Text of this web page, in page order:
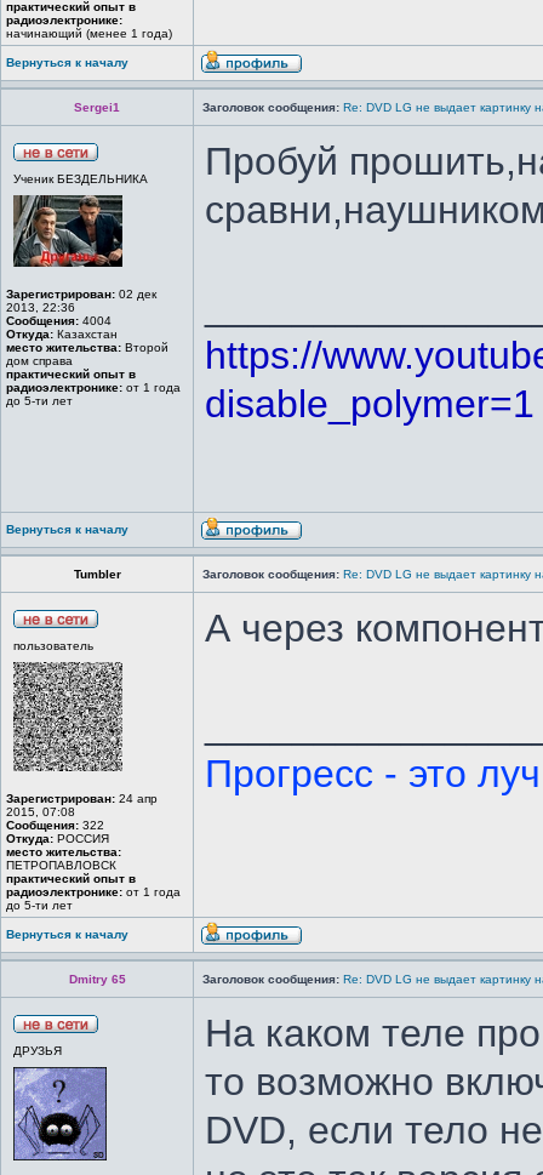
практический опыт в
радиоэлектронике:
начинающий (менее 1 года)
Вернуться к началу
Sergei1 Заголовок сообщения: Re: DVD LG не выдает картинку
Ученик БЕЗДЕЛЬНИКА
Зарегистрирован: 02 дек
2013, 22:36
Сообщения: 4004
Откуда: Казахстан
место жительства: Второй
дом справа
практический опыт в
радиоэлектронике: от 1 года
до 5-ти лет
Пробуй
https://
disable_polymer=1
Вернуться к началу
Tumbler Заголовок сообщения: Re: DVD LG не выдает картинку
пользователь
Зарегистрирован: 24 апр
2015, 07:08
Сообщения: 322
Откуда: РОССИЯ
место жительства:
ПЕТРОПАВЛОВСК
практический опыт в
радиоэлектронике: от 1 года
до 5-ти лет
А через
Прогресс - это
Вернуться к началу
Dmitry 65 Заголовок сообщения: Re: DVD LG не выдает картинку
ДРУЗЬЯ
На каком теле
то возможно
DVD, если тело